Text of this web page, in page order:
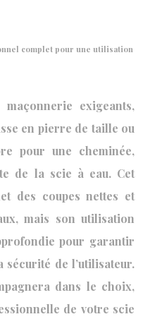
complet pour une utilisation
exigeants,
en pierre de taille ou
pour une cheminée,
de la scie à eau. Cet
des coupes nettes et
mais son utilisation
pour garantir
sécurité de l’utilisateur.
dans le choix,
de votre scie